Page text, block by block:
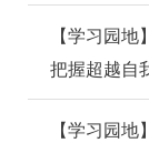
【学习园
把握超越自
【学习园